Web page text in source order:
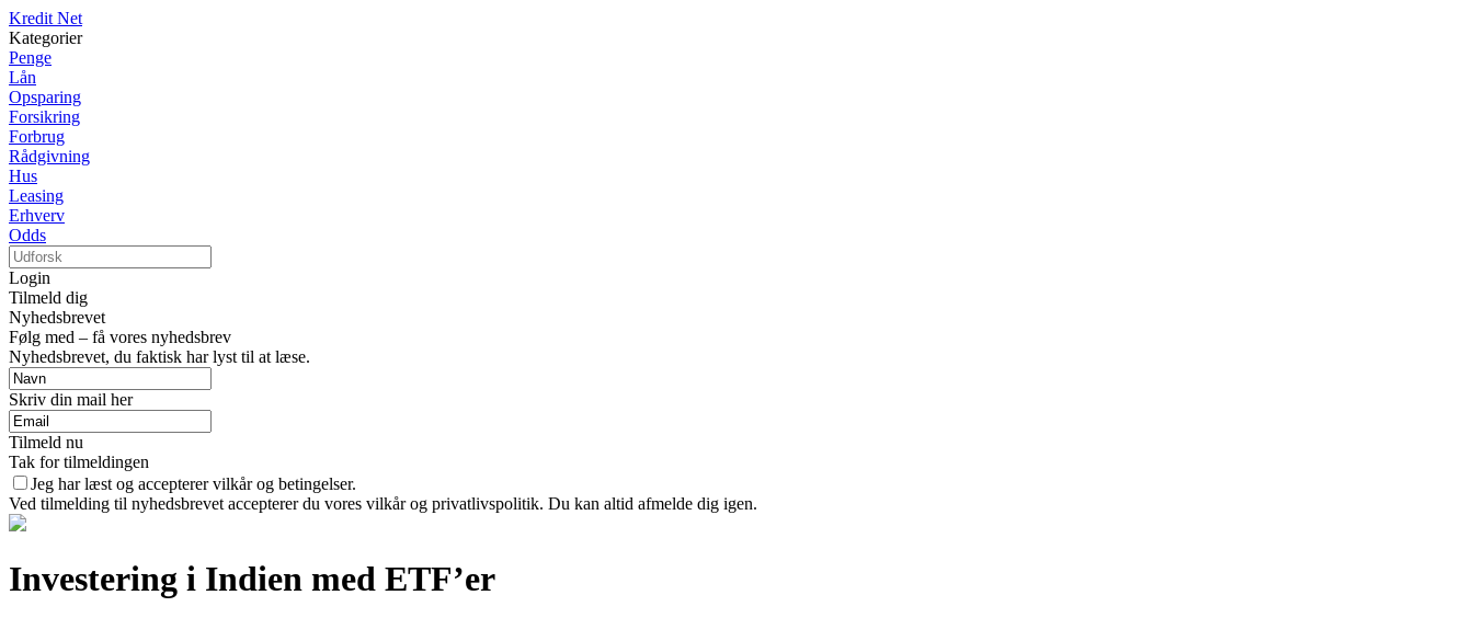
Kredit Net
Kategorier
Penge
Lån
Opsparing
Forsikring
Forbrug
Rådgivning
Hus
Leasing
Erhverv
Odds
Login
Tilmeld dig
Nyhedsbrevet
Følg med – få vores nyhedsbrev
Nyhedsbrevet, du faktisk har lyst til at læse.
Skriv din mail her
Tilmeld nu
Tak for tilmeldingen
Jeg har læst og accepterer vilkår og betingelser.
Ved tilmelding til nyhedsbrevet accepterer du vores vilkår og privatlivspolitik. Du kan altid afmelde dig igen.
Investering i Indien med ETF’er